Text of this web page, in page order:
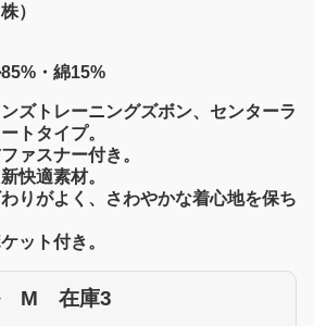
）
・綿15%
ズトレーニングズボン、センターラ
トタイプ。
ァスナー付き。
快適素材。
りがよく、さわやかな着心地を保ち
ット付き。
M 在庫3